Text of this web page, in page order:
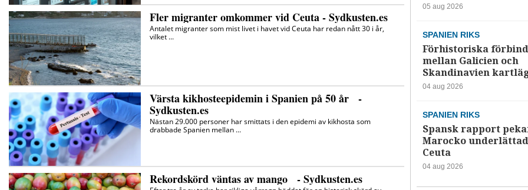
05 aug 2026
SPANIEN RIKS
Förhistoriska
mellan Galicien och
Skandinavien
04 aug 2026
SPANIEN RIKS
Spansk rapport
Marocko
Ceuta
04 aug 2026